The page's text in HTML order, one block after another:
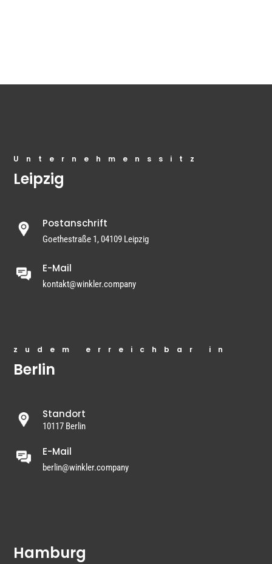
Unternehmenssitz
Leipzig
Postanschrift
Goethestraße 1, 04109 Leipzig
E-Mail
kontakt@winkler.company
zudem erreichbar in
Berlin
Standort
10117 Berlin
E-Mail
berlin@winkler.company
Hamburg